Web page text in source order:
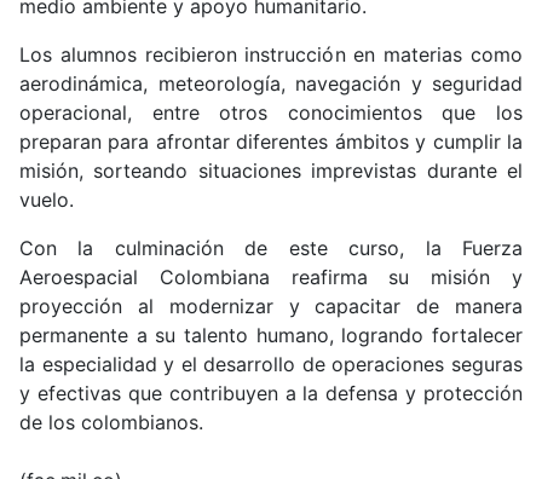
medio ambiente y apoyo humanitario.
Los alumnos recibieron instrucción en materias como
aerodinámica, meteorología, navegación y seguridad
operacional, entre otros conocimientos que los
preparan para afrontar diferentes ámbitos y cumplir la
misión, sorteando situaciones imprevistas durante el
vuelo.
Con la culminación de este curso, la Fuerza
Aeroespacial Colombiana reafirma su misión y
proyección al modernizar y capacitar de manera
permanente a su talento humano, logrando fortalecer
la especialidad y el desarrollo de operaciones seguras
y efectivas que contribuyen a la defensa y protección
de los colombianos.